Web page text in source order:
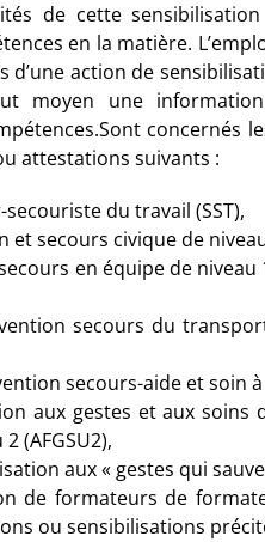
de cette
en la matière.
d’une action de
moyen une
concernés
attestations suivants :
du travail (SST),
secours civique de niveau
en équipe de niveau
secours du
secours-aide et soin à
aux gestes et aux soins
(AFGSU2),
aux « gestes qui
de formateurs de
ou sensibilisations